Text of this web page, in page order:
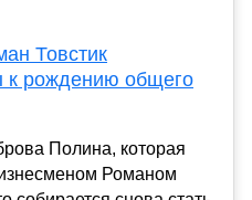
Товстик
к рождению общего
Полина, которая
Романом